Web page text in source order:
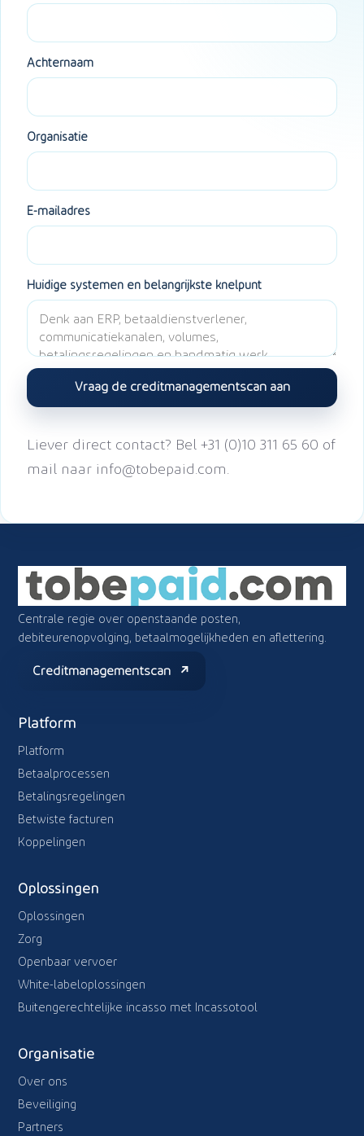
Achternaam
Organisatie
E-mailadres
Huidige systemen en belangrijkste knelpunt
Vraag de creditmanagementscan aan
Liever direct contact? Bel +31 (0)10 311 65 60 of
mail naar info@tobepaid.com.
Centrale regie over openstaande posten,
debiteurenopvolging, betaalmogelijkheden en aflettering.
Creditmanagementscan
Platform
Platform
Betaalprocessen
Betalingsregelingen
Betwiste facturen
Koppelingen
Oplossingen
Oplossingen
Zorg
Openbaar vervoer
White-labeloplossingen
Buitengerechtelijke incasso met Incassotool
Organisatie
Over ons
Beveiliging
Partners